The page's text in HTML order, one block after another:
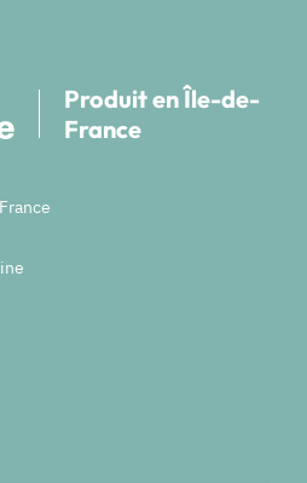
Produit en Île-de-
France